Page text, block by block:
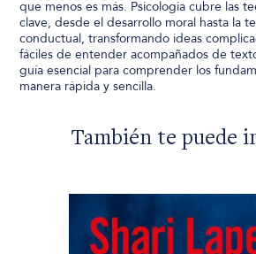
que menos es más. Psicología cubre las
clave, desde el desarrollo moral hasta la
conductual, transformando ideas
fáciles de entender acompañados de
guía esencial para comprender los
manera rápida y sencilla.
También te puede